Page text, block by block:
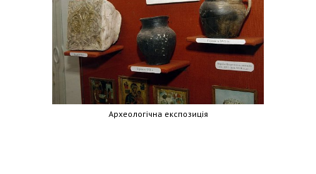
Археологічна експозиція